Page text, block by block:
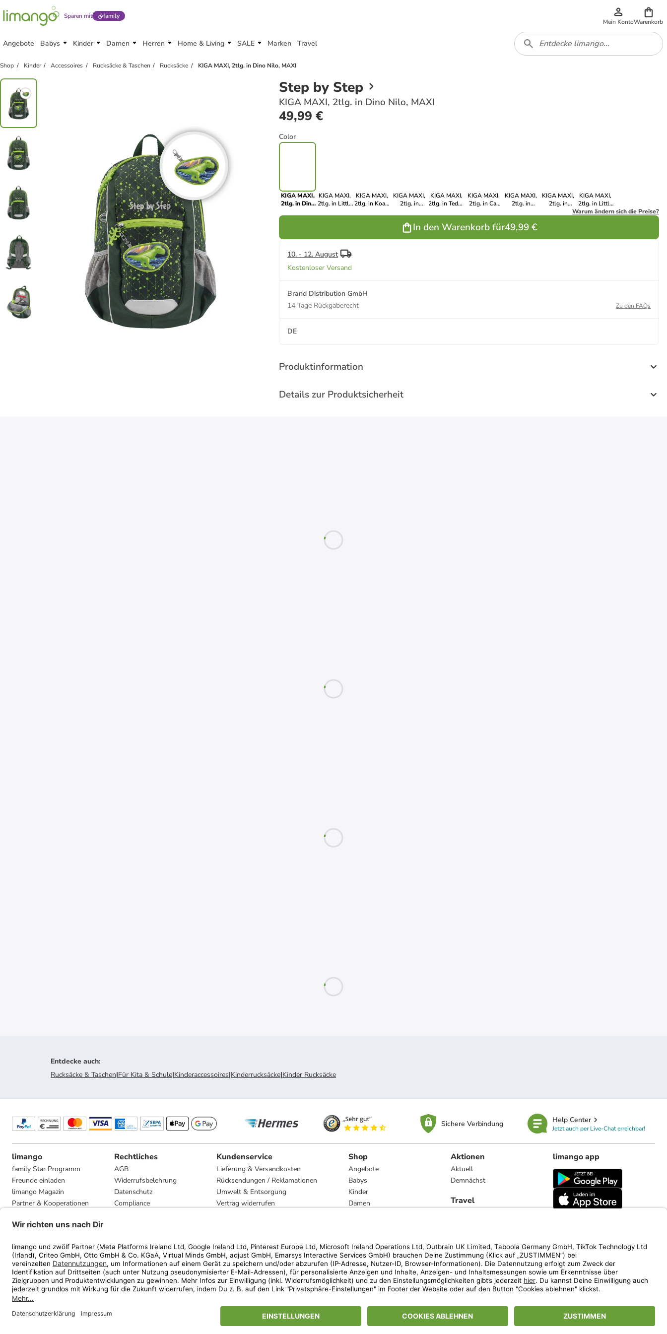
Sparen mit family
Mein KontoWarenkorb
Angebote Babys Kinder Damen Herren Home & Living SALE Marken Travel
Shop Kinder Accessoires Rucksäcke & Taschen Rucksäcke KIGA MAXI, 2tlg. in Dino Nilo, MAXI
Step by Step
KIGA MAXI, 2tlg. in Dino Nilo, MAXI
49,99 €
Color
KIGA MAXI,
2tlg. in Dino
KIGA MAXI,
2tlg. in Little
KIGA MAXI,
2tlg. in Koala
KIGA MAXI,
2tlg. in
KIGA MAXI,
2tlg. in Teddy
KIGA MAXI,
2tlg. in Cat
KIGA MAXI,
2tlg. in
KIGA MAXI,
2tlg. in
Dragon Milo
KIGA MAXI,
2tlg. in Little
Unicorn
Warum ändern sich die Preise?
In den Warenkorb für49,99 €
10. - 12. August
Kostenloser Versand
Brand Distribution GmbH
14 Tage Rückgaberecht
Zu den FAQs
DE
Produktinformation
Details zur Produktsicherheit
Entdecke auch:
Rucksäcke & Taschen|Für Kita & Schule|Kinderaccessoires|Kinderrucksäcke|Kinder Rucksäcke
Sichere Verbindung Help Center
Jetzt auch per Live-Chat erreichbar!
limango
family Star Programm
Freunde einladen
limango Magazin
Partner & Kooperationen
Presse
Rechtliches
AGB
Widerrufsbelehrung
Datenschutz
Compliance
Kundenservice
Lieferung & Versandkosten
Rücksendungen / Reklamationen
Umwelt & Entsorgung
Vertrag widerrufen
Shop
Angebote
Babys
Kinder
Damen
Marken
Aktionen
Aktuell
Demnächst
Travel
limango app
limango.nl limango.pl
* Streichpreise entsprechen der unverbindlichen Preisempfehlung des Herstellers. Prozentangaben beziehen sich auf den Streichpreis.
ᵃ Die jeweils aktuellen Teilnahmebedingungen unserer Freunde-werben-Freunde-Aktionen findest Du unterwww.limango.de/einladen